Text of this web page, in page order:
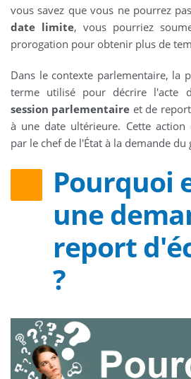
vous savez que vous ne pourrez
date limite, vous pourriez
prorogation pour obtenir plus de
Dans le contexte parlementaire, la
terme utilisé pour décrire l'acte
session parlementaire et de
à une date ultérieure. Cette action
par le chef de l'État à la demande
Pourquoi
une
report
?